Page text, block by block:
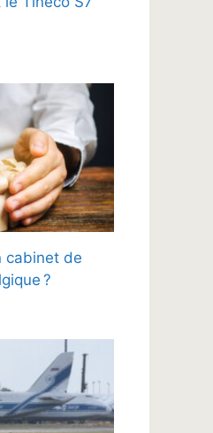
cabinet de
?